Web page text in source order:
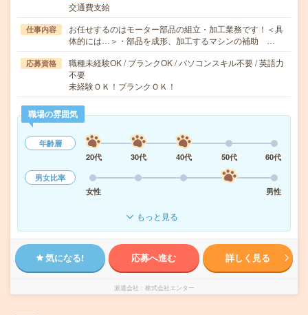
交通費支給
仕事内容
お任せするのはモーター部品の組立・加工業務です！＜具
体的には…＞・部品を成形、加工するマシンの補助 …
応募資格
職種未経験OK / ブランクOK / パソコンスキル不要 / 英語力
不要
未経験ＯＫ！ブランクＯＫ！
職場の雰囲気
年齢層
20代
30代 40代 50代
60代
男女比率
女性
男性
もっと見る
気になる! 応募へ進む 詳しく見る
派遣会社 株式会社エンター